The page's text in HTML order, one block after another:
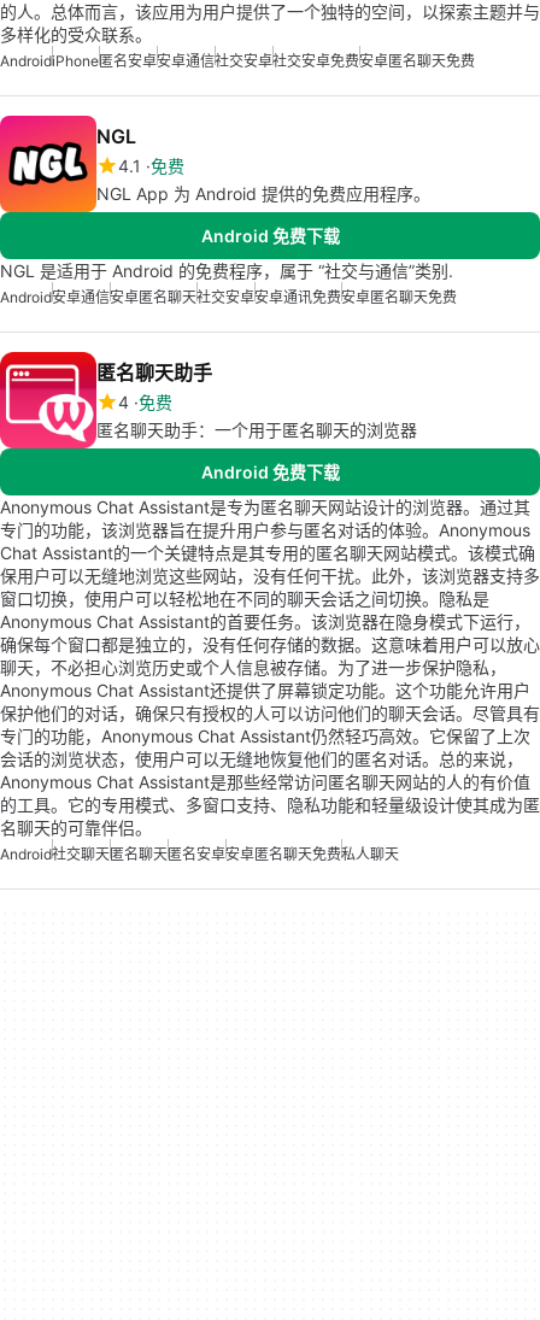
的人。总体而言，该应用为用户提供了一个独特的空间，以探索主题并与
多样化的受众联系。
AndroidiPhone匿名安卓安卓通信社交安卓社交安卓免费安卓匿名聊天免费
NGL
4.1 免费
NGL App 为 Android 提供的免费应用程序。
Android 免费下载
NGL 是适用于 Android 的免费程序，属于 “社交与通信”类别.
Android安卓通信安卓匿名聊天社交安卓安卓通讯免费安卓匿名聊天免费
匿名聊天助手
4 免费
匿名聊天助手：一个用于匿名聊天的浏览器
Android 免费下载
Anonymous Chat Assistant是专为匿名聊天网站设计的浏览器。通过其
专门的功能，该浏览器旨在提升用户参与匿名对话的体验。Anonymous
Chat Assistant的一个关键特点是其专用的匿名聊天网站模式。该模式确
保用户可以无缝地浏览这些网站，没有任何干扰。此外，该浏览器支持多
窗口切换，使用户可以轻松地在不同的聊天会话之间切换。隐私是
Anonymous Chat Assistant的首要任务。该浏览器在隐身模式下运行，
确保每个窗口都是独立的，没有任何存储的数据。这意味着用户可以放心
聊天，不必担心浏览历史或个人信息被存储。为了进一步保护隐私，
Anonymous Chat Assistant还提供了屏幕锁定功能。这个功能允许用户
保护他们的对话，确保只有授权的人可以访问他们的聊天会话。尽管具有
专门的功能，Anonymous Chat Assistant仍然轻巧高效。它保留了上次
会话的浏览状态，使用户可以无缝地恢复他们的匿名对话。总的来说，
Anonymous Chat Assistant是那些经常访问匿名聊天网站的人的有价值
的工具。它的专用模式、多窗口支持、隐私功能和轻量级设计使其成为匿
名聊天的可靠伴侣。
Android社交聊天匿名聊天匿名安卓安卓匿名聊天免费私人聊天